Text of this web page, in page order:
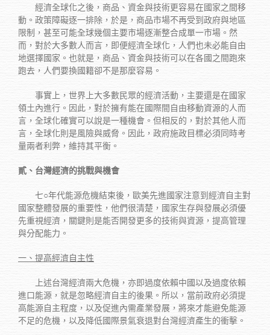
經濟全球化之後，商品、資金與技術更容易在國家之間移
動。政策障礙逐一排除，於是，商品市場不再受到政府與地區
限制，甚至可能全球幾個主要市場逐漸整合成單一市場。然
而，對於大多數人而言，即便經濟全球化，人們也未必能自由
地選擇國家。也就是，商品、資金與技術可以在各國之間跑來
跑去，人們要換國籍卻不是那麼容易。
事實上，世界上大多數民眾的經濟活動，主要還是在國家
領土內進行。因此，對於擁有能在國際間自由移動資源的人而
言，全球化確實可以說是一種機會。但相反的，對於其他人而
言，全球化則是風險與威脅。因此，政府施政目標必須同時考
量兩者利弊，維持其平衡。
貳、台灣經濟的挑戰與機會
七○年代能源危機結束後，歐美先進國家注意到經濟自主對
國家整體發展的重要性，他們很清楚，國家生存與發展必須優
先重視經濟，關鍵則是能否開發更多的技術與資源，提高管理
與分配能力。
一、提高經濟自主性
上述台灣經濟兩大危機，亦即過度依賴中國以及過度依賴
進口能源，就是忽略經濟自主的後果。所以，當前政府必須提
高能源自主程度，以及促進內需產業發展，將來才能避免能源
不足的危機，以及降低國際景氣衰退對台灣經濟產生的衝擊。